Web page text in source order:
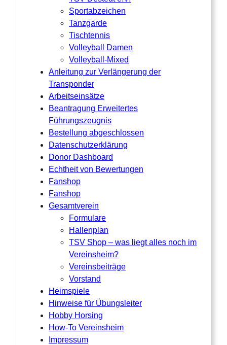
Sportabzeichen
Tanzgarde
Tischtennis
Volleyball Damen
Volleyball-Mixed
Anleitung zur Verlängerung der
Transponder
Arbeitseinsätze
Beantragung Erweitertes
Führungszeugnis
Bestellung abgeschlossen
Datenschutzerklärung
Donor Dashboard
Echtheit von Bewertungen
Fanshop
Fanshop
Gesamtverein
Formulare
Hallenplan
TSV Shop – was liegt alles noch im
Vereinsheim?
Vereinsbeiträge
Vorstand
Heimspiele
Hinweise für Übungsleiter
Hobby Horsing
How-To Vereinsheim
Impressum